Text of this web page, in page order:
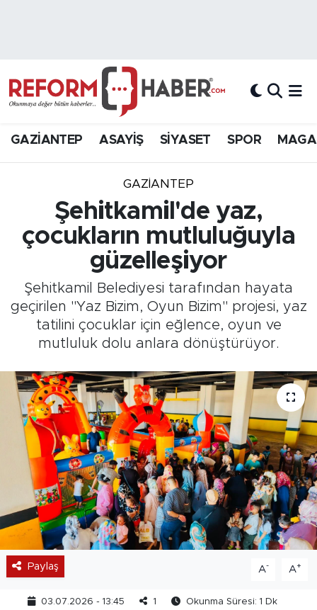
GAZİANTEP ASAYİŞ SİYASET SPOR
GAZIANTEP
Şehitkamil'de yaz,
çocukların mutluluğuyla
güzelleşiyor
Şehitkamil Belediyesi tarafından hayata
geçirilen "Yaz Bizim, Oyun Bizim" projesi, yaz
tatilini çocuklar için eğlence, oyun ve
mutluluk dolu anlara dönüştürüyor.
Paylaş A- A+
03.07.2026 - 13:45 1 Okunma Süresi: 1 Dk
Hava Durumu
Süper Lig Puan Durumu ve Fikstür
Tüm Manşetler
Son Dakika Haberleri
Haber Arşivi